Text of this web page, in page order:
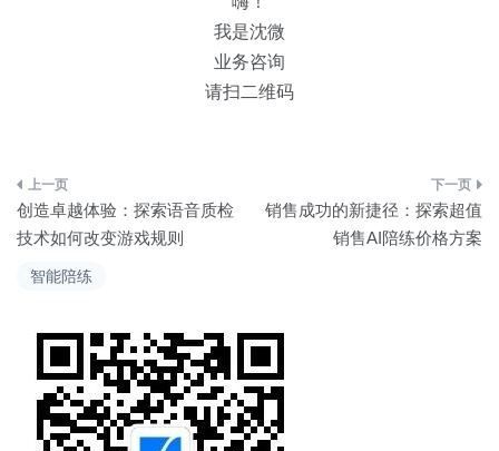
智能陪练
我是沈微
业务咨询
请扫二维码
文
章
导
航
创造卓越体验：探索语音质检
技术如何改变游戏规则
销售成功的新捷径：探索超值
销售AI陪练价格方案